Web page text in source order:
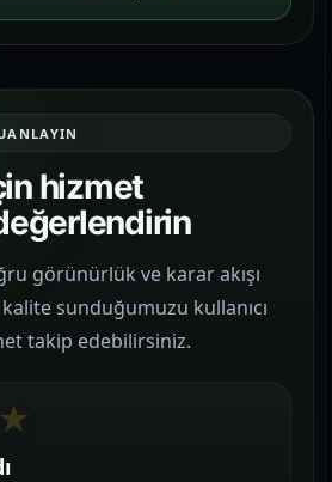
hizmet
görünürlük ve karar akışı
sunduğumuzu kullanıcı
takip edebilirsiniz.
★